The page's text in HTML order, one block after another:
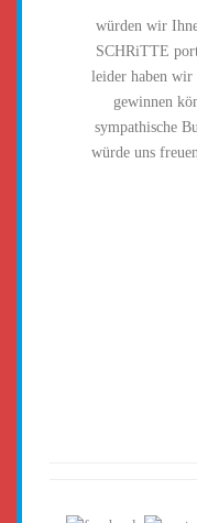
würden wir
SCHRiTTE
leider haben wir
gewinnen
sympathische
würde uns